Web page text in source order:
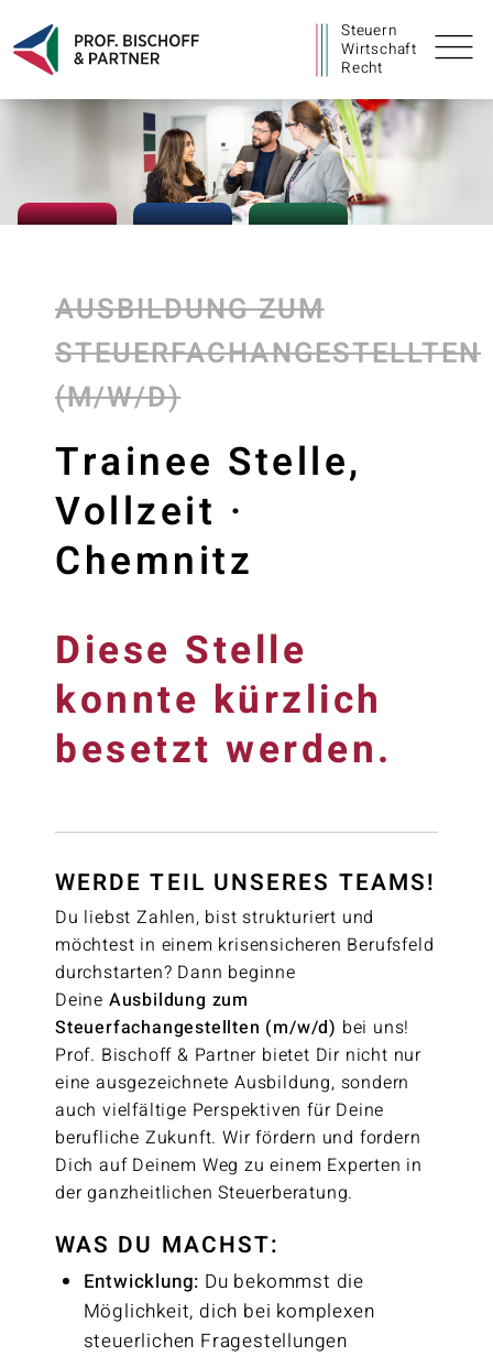
Steuern
Wirtschaft
Recht
AUSBILDUNG ZUM
STEUERFACHANGESTELLTEN
(M/W/D)
Trainee Stelle,
Vollzeit ·
Chemnitz
Diese Stelle
konnte kürzlich
besetzt werden.
WERDE TEIL UNSERES TEAMS!
Du liebst Zahlen, bist strukturiert und
möchtest in einem krisensicheren Berufsfeld
durchstarten? Dann beginne
Deine Ausbildung zum
Steuerfachangestellten (m/w/d) bei uns!
Prof. Bischoff & Partner bietet Dir nicht nur
eine ausgezeichnete Ausbildung, sondern
auch vielfältige Perspektiven für Deine
berufliche Zukunft. Wir fördern und fordern
Dich auf Deinem Weg zu einem Experten in
der ganzheitlichen Steuerberatung.
WAS DU MACHST:
Entwicklung: Du bekommst die
Möglichkeit, dich bei komplexen
steuerlichen Fragestellungen